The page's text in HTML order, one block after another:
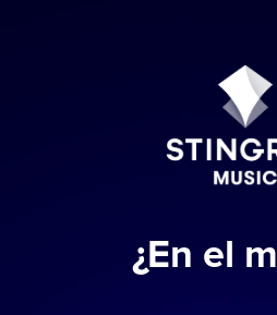
¿En el